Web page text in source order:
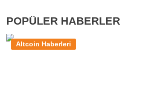
POPÜLER HABERLER
Altcoin Haberleri